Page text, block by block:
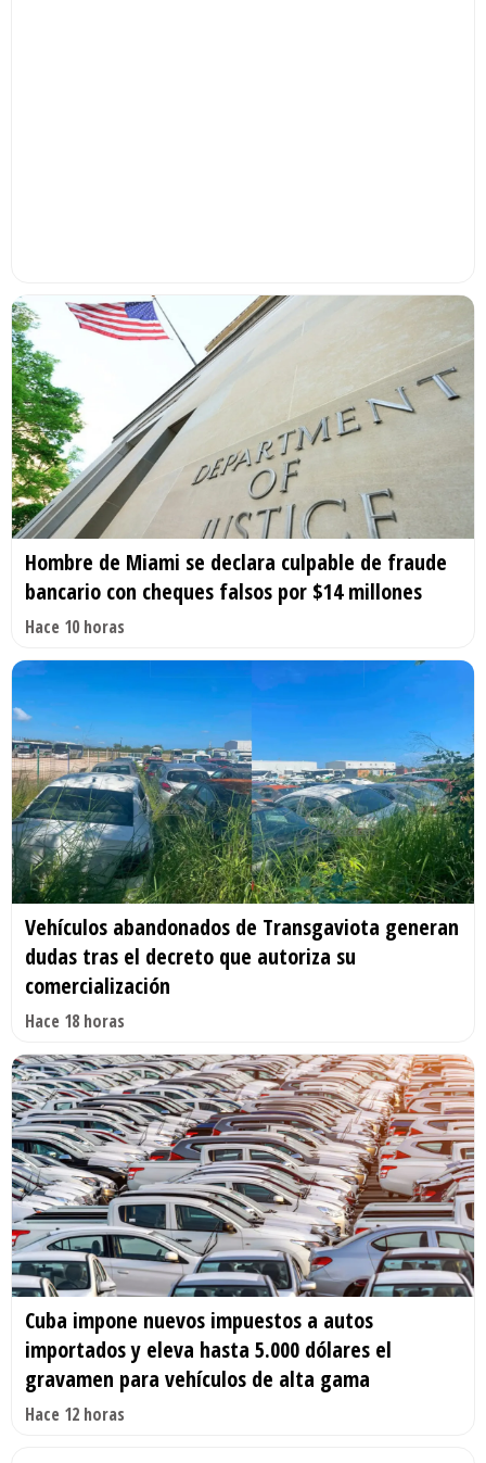
Hombre de Miami se declara culpable de fraude
bancario con cheques falsos por $14 millones
Hace 10 horas
Vehículos abandonados de Transgaviota generan
dudas tras el decreto que autoriza su
comercialización
Hace 18 horas
Cuba impone nuevos impuestos a autos
importados y eleva hasta 5.000 dólares el
gravamen para vehículos de alta gama
Hace 12 horas